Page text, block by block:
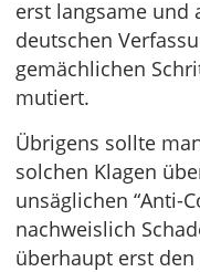
erst langsame und
deutschen
gemächlichen
mutiert.
Übrigens sollte
solchen Klagen
unsäglichen “Anti-
nachweislich
überhaupt erst